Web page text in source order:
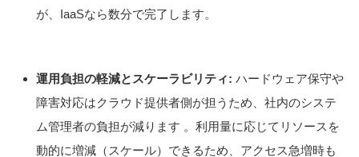
が、IaaSなら数分で完了します。
運用負担の軽減とスケーラビリティ: ハードウェア保守や
障害対応はクラウド提供者側が担うため、社内のシステ
ム管理者の負担が減ります 。利用量に応じてリソースを
動的に増減（スケール）できるため、アクセス急増時も